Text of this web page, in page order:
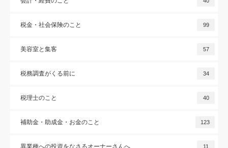
税金・社会保険のこと 99
美容室と集客 57
税務調査がくる前に 34
税理士のこと 40
補助金・助成金・お金のこと 123
異業種への投資をなさるオーナーさんへ 11